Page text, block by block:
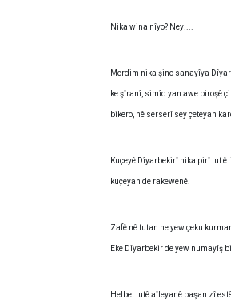
Nika wina nîyo? Ney!...
Merdim nika şino sanayîya
ke şîranî, simîd yan awe biroşê
bikero, nê serserî sey çeteyan
Kuçeyê Dîyarbekirî nika pirî tut
kuçeyan de rakewenê.
Zafê nê tutan ne yew çeku
Eke Dîyarbekir de yew numayîş
Helbet tutê aîleyanê başan zî